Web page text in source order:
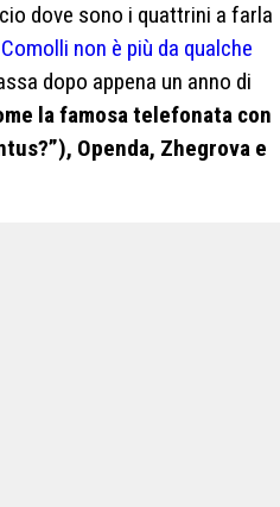
dove sono i quattrini a farla
non è più da qualche
dopo appena un anno di
la famosa telefonata con
Openda, Zhegrova e